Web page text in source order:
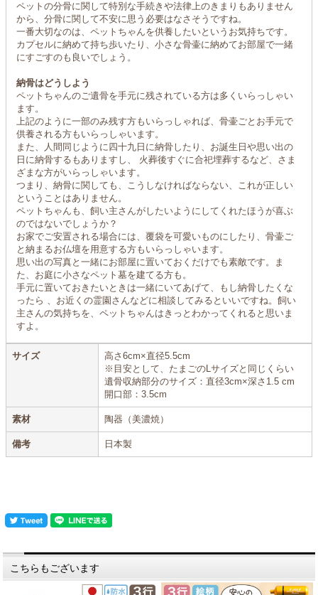
ペットの分骨に関して特別な手続きや法律上のきまりもありません
から、分骨に関して不安に思う必要はなさそうですね。
一番大切なのは、ペットちゃんを供養したいというお気持ちです。
カプセルに納めて持ち歩いたり、小さな骨壷に納めてお部屋で一緒
にすごすのも良いでしょう。
納骨はどうしよう
ペットちゃんのご遺骨を手元に残されている方は多くいらっしゃい
ます。
上記のように一部のみ残す方もいらっしゃれば、骨壷ごとお手元で
供養される方もいらっしゃいます。
また、人間同じように四十九日に納骨したり、お誕生日や思い出の
日に納骨するもありますし、 火葬後すぐに合祀埋葬するなど、さま
ざまな方がいらっしゃいます。
つまり、納骨に関しても、こうしなければならない、これが正しい
ということはありません。
ペットちゃんも、飼い主さんがしたいようにしてくれたほうが喜ぶ
のではないでしょうか？
お家でご安置される場合には、覆袋を可愛いものにしたり、骨壷ご
と納まるお仏壇を用意する方もいらっしゃいます。
思い出の写真と一緒にお部屋に置いておくだけでも素敵です。ま
た、お庭に小さなペット墓を建てる方も。
手元に置いておきたいときは一緒にいてあげて、もし納骨したくな
ったら 、お近くの霊園さんなどに相談してみるといいですね。飼い
主さんの気持ちを、ペットちゃんはきっとわかってくれると思いま
すよ。
サイズ
高さ6cm×直径5.5cm
※目安として、たまごのLサイズと同じくらい
遺骨収納部分のサイズ：直径3cm×深さ1.5 cm
開口部：3.5cm
素材 陶器（美濃焼）
備考 日本製
こちらもございます